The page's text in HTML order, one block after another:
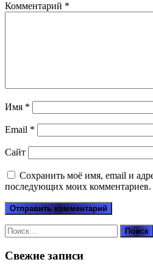
Комментарий *
Имя *
Email *
Сайт
Сохранить моё имя, email и
последующих моих комментариев.
Найти:
Свежие записи